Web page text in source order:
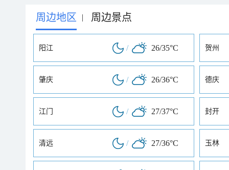
周边地区 | 周边景点
阳江 / 26/35°C 贺州
肇庆 / 26/36°C 德庆
江门 / 27/37°C 封开
清远 / 27/36°C 玉林